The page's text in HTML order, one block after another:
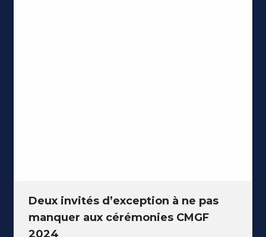
Deux invités d’exception à ne pas
manquer aux cérémonies CMGF
2024